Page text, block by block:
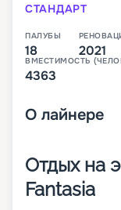
СТАНДАРТ
ПАЛУБЫ
18 2021
ВМЕСТИМОСТЬ
4363
О лайнере
Отдых на
Fantasia